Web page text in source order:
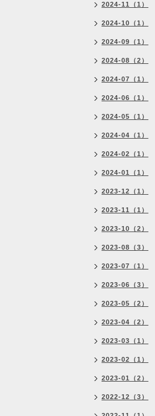
2024-11（1）
2024-10（1）
2024-09（1）
2024-08（2）
2024-07（1）
2024-06（1）
2024-05（1）
2024-04（1）
2024-02（1）
2024-01（1）
2023-12（1）
2023-11（1）
2023-10（2）
2023-08（3）
2023-07（1）
2023-06（3）
2023-05（2）
2023-04（2）
2023-03（1）
2023-02（1）
2023-01（2）
2022-12（3）